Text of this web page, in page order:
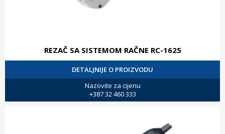
REZAČ SA SISTEMOM RAČNE RC-1625
DETALJNIJE O PROIZVODU
Nazovite za cijenu
+387 32 460 333